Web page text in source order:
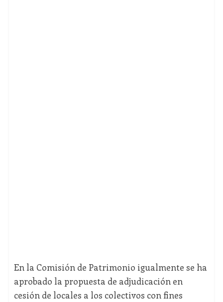
En la Comisión de Patrimonio igualmente se ha
aprobado la propuesta de adjudicación en
cesión de locales a los colectivos con fines